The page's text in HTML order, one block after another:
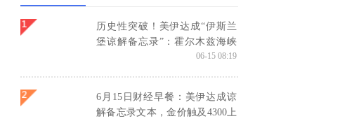
历史性突破！美伊达成“伊斯兰
堡谅解备忘录”：霍尔木兹海峡
永久免费，中东迎来和平？06-15 08:19
6月15日财经早餐：美伊达成谅
解备忘录文本，金价触及4300上